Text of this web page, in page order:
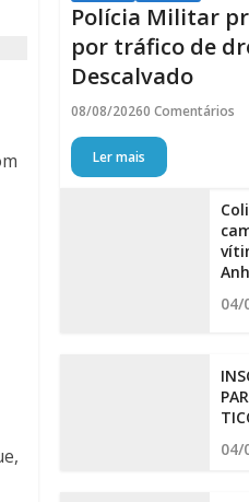
Polícia Militar
por tráfico de
Descalvado
08/08/20260 Comentários
Ler mais
04/
04/